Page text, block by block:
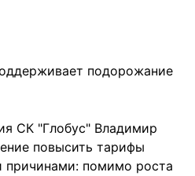
подорожание
СК "Глобус" Владимир
повысить тарифы
причинами: помимо роста